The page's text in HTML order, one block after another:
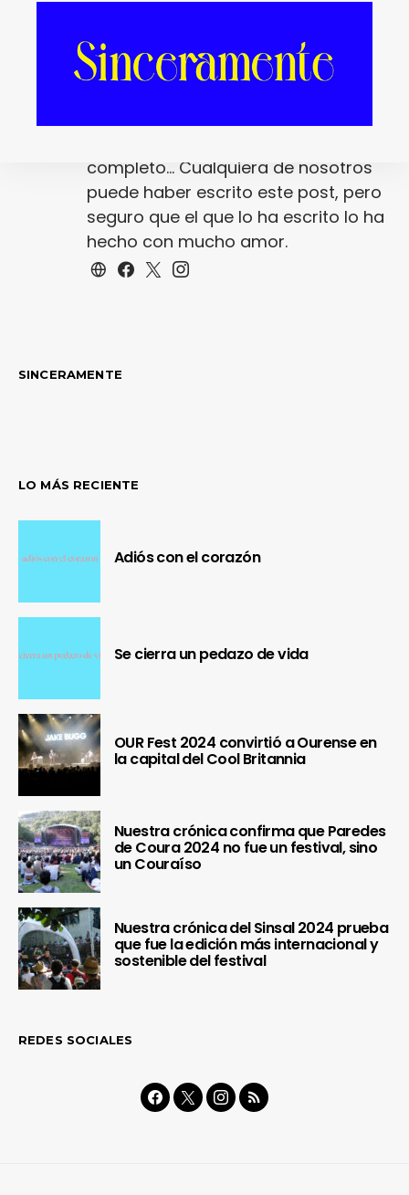
completo... Cualquiera de nosotros
puede haber escrito este post, pero
seguro que el que lo ha escrito lo ha
hecho con mucho amor.
SINCERAMENTE
LO MÁS RECIENTE
Adiós con el corazón
Se cierra un pedazo de vida
OUR Fest 2024 convirtió a Ourense en
la capital del Cool Britannia
Nuestra crónica confirma que Paredes
de Coura 2024 no fue un festival, sino
un Couraíso
Nuestra crónica del Sinsal 2024 prueba
que fue la edición más internacional y
sostenible del festival
REDES SOCIALES